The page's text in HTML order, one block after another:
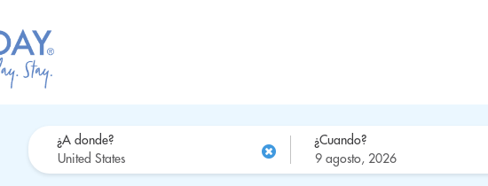
¿A donde? ¿Cuando?